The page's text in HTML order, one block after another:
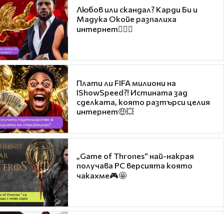
Любов или скандал? Карди Би и
Мадука Окойе разпалиха
интернет❤️‍🔥🔥
Плати ли FIFA милиони на
IShowSpeed?! Истината зад
сделката, която разтърси целия
интернет🤑💥
„Game of Thrones“ най-накрая
получава PC версията която
чакахме🎮🤩